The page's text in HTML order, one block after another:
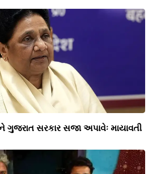
ગુજરાત સરકાર સજા અપાવેઃ માયાવતી